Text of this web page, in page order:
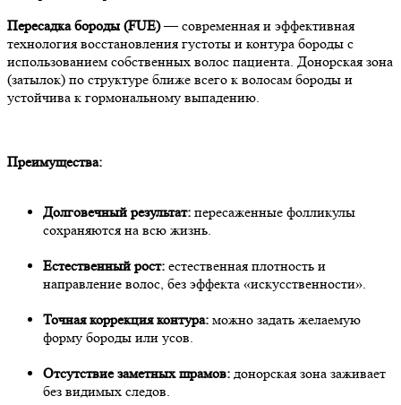
Пересадка бороды (FUE)— современная и эффективная
технология восстановления густоты и контура бороды с
использованием собственных волос пациента. Донорская зона
(затылок) по структуре ближе всего к волосам бороды и
устойчива к гормональному выпадению.
Преимущества:
Долговечный результат: пересаженные фолликулы
сохраняются на всю жизнь.
Естественный рост: естественная плотность и
направление волос, без эффекта «искусственности».
Точная коррекция контура: можно задать желаемую
форму бороды или усов.
Отсутствие заметных шрамов: донорская зона заживает
без видимых следов.